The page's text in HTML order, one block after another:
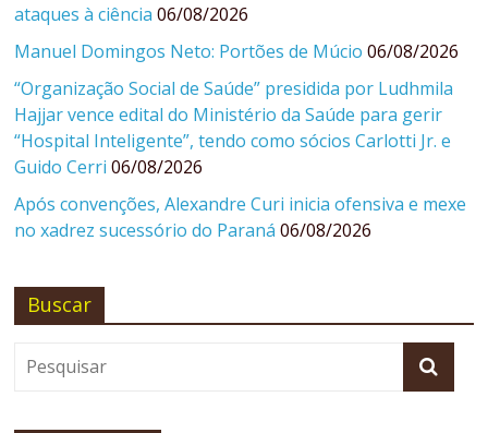
ataques à ciência 06/08/2026
Manuel Domingos Neto: Portões de Múcio 06/08/2026
“Organização Social de Saúde” presidida por Ludhmila
Hajjar vence edital do Ministério da Saúde para gerir
“Hospital Inteligente”, tendo como sócios Carlotti Jr. e
Guido Cerri 06/08/2026
Após convenções, Alexandre Curi inicia ofensiva e mexe
no xadrez sucessório do Paraná 06/08/2026
Buscar